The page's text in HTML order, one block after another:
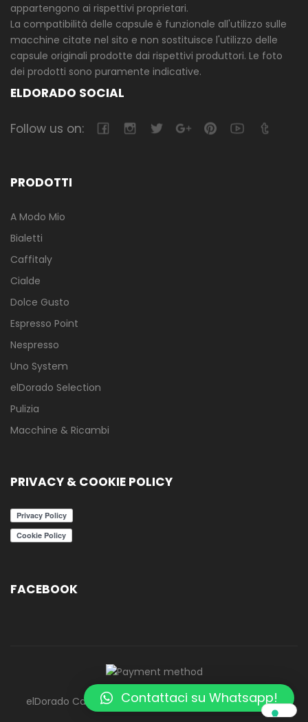
appartengono ai rispettivi proprietari.
La compatibilità delle capsule è funzionale all'utilizzo sulle
macchine citate nel sito e non sostituisce l'utilizzo delle
capsule originali prodotte dai rispettivi produttori. Le foto
dei prodotti sono puramente indicative.
ELDORADO SOCIAL
Follow us on:
PRODOTTI
A Modo Mio
Bialetti
Caffitaly
Cialde
Dolce Gusto
Espresso Point
Nespresso
Uno System
elDorado Selection
Pulizia
Macchine & Ricambi
PRIVACY & COOKIE POLICY
FACEBOOK
elDorado Caffè - ElCafè - Tutti i diritti riservati - 2020
Contattaci su Whatsapp!